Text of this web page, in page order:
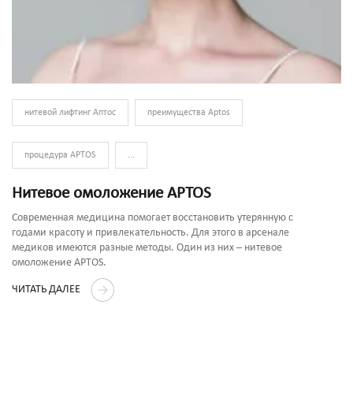
нитевой лифтинг Аптос преимущества Aptos
процедура APTOS ...
Нитевое омоложение APTOS
Современная медицина помогает восстановить утерянную с
годами красоту и привлекательность. Для этого в арсенале
медиков имеются разные методы. Один из них – нитевое
омоложение APTOS.
ЧИТАТЬ ДАЛЕЕ